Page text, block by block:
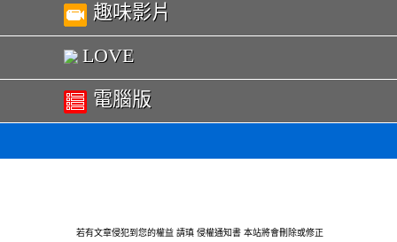
趣味影片
LOVE
電腦版
若有文章侵犯到您的權益 請瑱 侵權通知書 本站將會刪除或修正